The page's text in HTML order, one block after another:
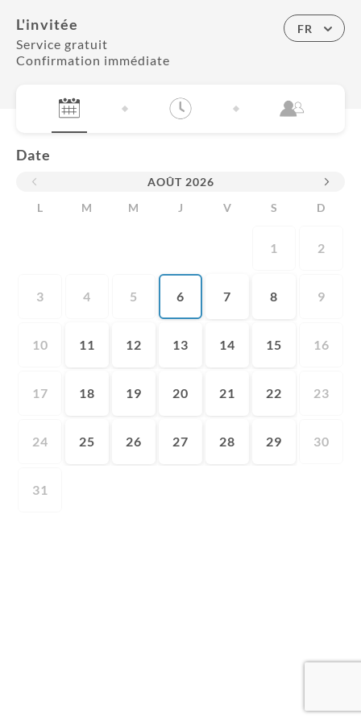
L'invitée
Service gratuit
Confirmation immédiate
FR
Date
AOÛT 2026
L
M M J V S D
1 2
3 4 5 6 7 8 9
10 11 12 13 14 15 16
17 18 19 20 21 22 23
24 25 26 27 28 29 30
31